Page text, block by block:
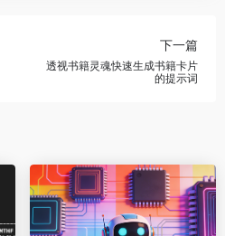
下一篇
透视书籍灵魂快速生成书籍卡片
的提示词